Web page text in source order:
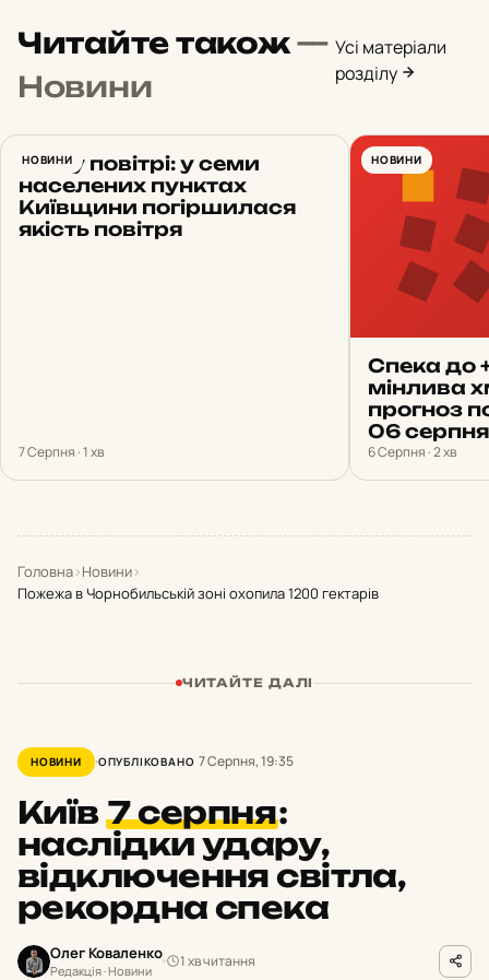
Читайте також—
Новини
Усі матеріали
розділу
НОВИНИ
Пил у повітрі: у семи
населених пунктах
Київщини погіршилася
якість повітря
7 Серпня · 1 хв
НОВИНИ
Спека до
мінлива
прогноз
06 серпня
6 Серпня · 2 хв
Головна›Новини›
Пожежа в Чорнобильській зоні охопила 1200 гектарів
ЧИТАЙТЕ ДАЛІ
НОВИНИ ОПУБЛІКОВАНО 7 Серпня, 19:35
Київ7 серпня:
наслідки удару,
відключення світла,
рекордна спека
Олег Коваленко
Редакція · Новини
1 хв читання